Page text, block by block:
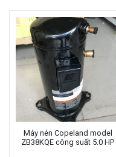
Máy nén Copeland model
ZB38KQE công suất 5.0 HP